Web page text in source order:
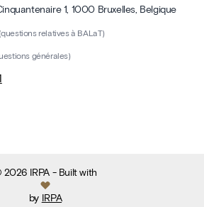
1, 1000 Bruxelles, Belgique
relatives à BALaT)
générales)
2026 IRPA- Built with
by IRPA